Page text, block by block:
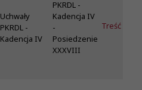
Uchwały
PKRDL -
Kadencja IV
PKRDL -
Kadencja IV
-
Posiedzenie
XXXVIII
Treść